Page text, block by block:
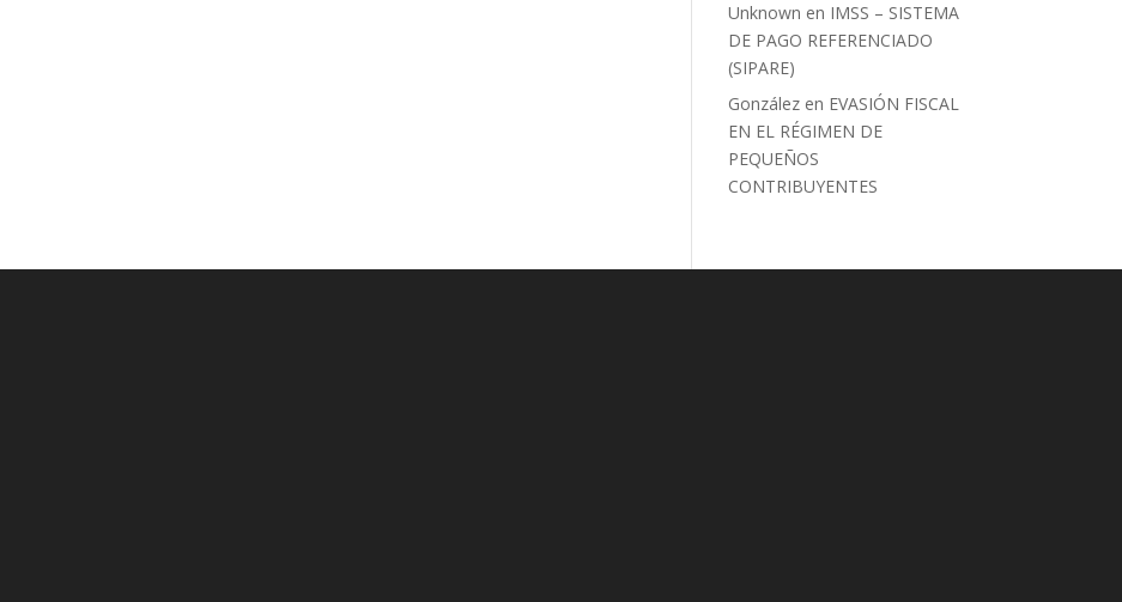
Unknown en IMSS – SISTEMA
DE PAGO REFERENCIADO
(SIPARE)
González en EVASIÓN FISCAL
EN EL RÉGIMEN DE
PEQUEÑOS
CONTRIBUYENTES